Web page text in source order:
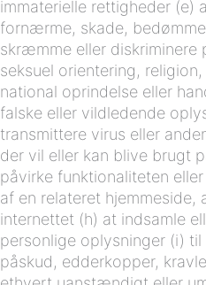
immaterielle rettigheder (e)
fornærme, skade,
skræmme eller diskriminere
seksuel orientering,
national oprindelse eller
falske eller vildledende
transmittere virus eller
der vil eller kan blive brugt
påvirke funktionaliteten
af en relateret hjemmeside,
internettet (h) at indsamle
personlige oplysninger (i) til
påskud, edderkopper,